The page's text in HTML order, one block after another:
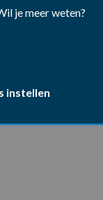
je meer weten?
instellen